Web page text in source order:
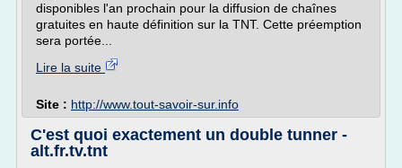
disponibles l'an prochain pour la diffusion de chaînes
gratuites en haute définition sur la TNT. Cette préemption
sera portée...
Lire la suite
Site : http://www.tout-savoir-sur.info
C'est quoi exactement un double tunner -
alt.fr.tv.tnt